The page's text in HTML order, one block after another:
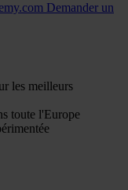
Demander un
les meilleurs
toute l'Europe